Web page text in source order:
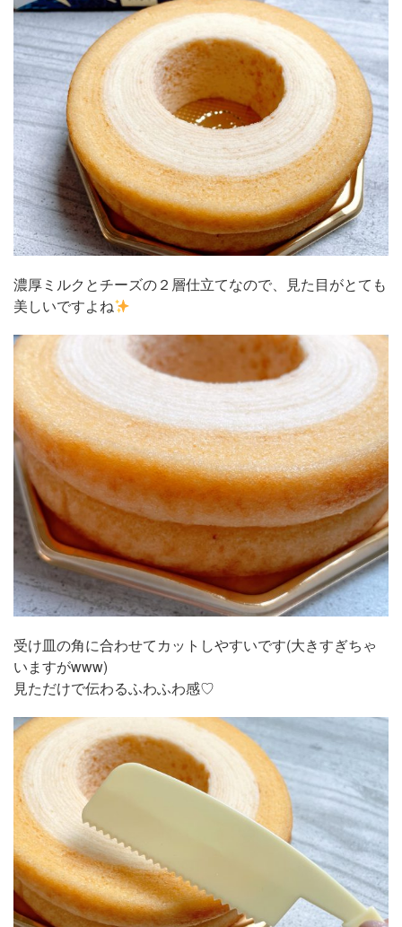
濃厚ミルクとチーズの２層仕立てなので、見た目がとても
美しいですよね
受け皿の角に合わせてカットしやすいです(大きすぎちゃ
いますがwww)
見ただけで伝わるふわふわ感♡